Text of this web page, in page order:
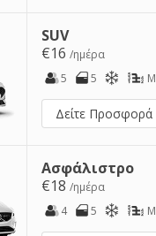
SUV
€16/ημέρα
5
5 M
Δείτε Προσφορά
Ασφάλιστρο
€18/ημέρα
4
5 M